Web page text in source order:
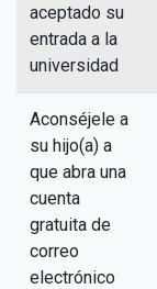
aceptado su
entrada a la
universidad
Aconséjele a
su hijo(a) a
que abra una
cuenta
gratuita de
correo
electrónico